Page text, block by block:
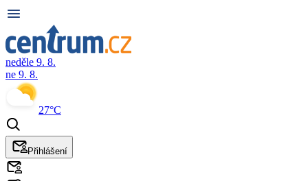
neděle 9. 8.
ne 9. 8.
27°C
Přihlášení